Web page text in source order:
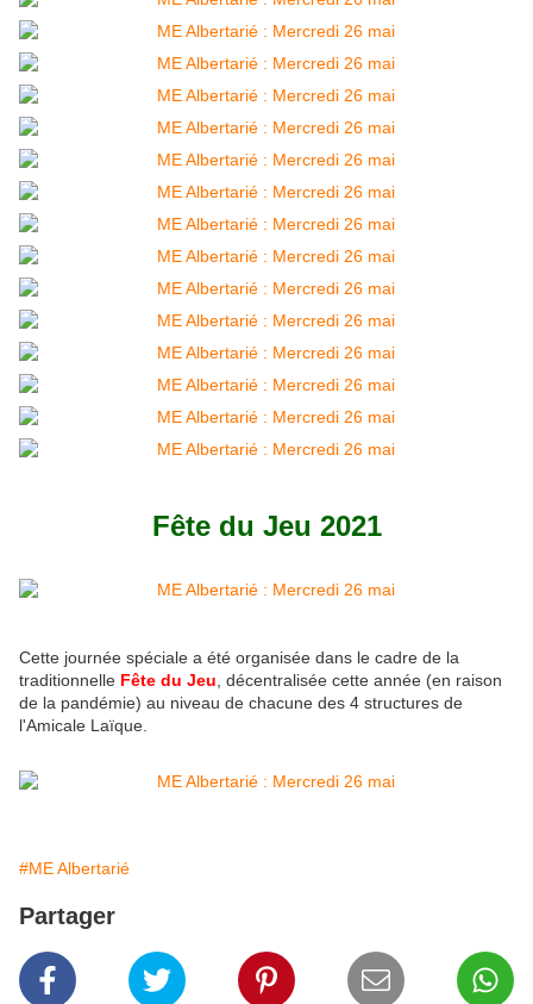
Fête du Jeu 2021
Cette journée spéciale a été organisée dans le cadre de la
traditionnelle Fête du Jeu , décentralisée cette année (en raison
de la pandémie) au niveau de chacune des 4 structures de
l'Amicale Laïque.
#ME Albertarié
Partager